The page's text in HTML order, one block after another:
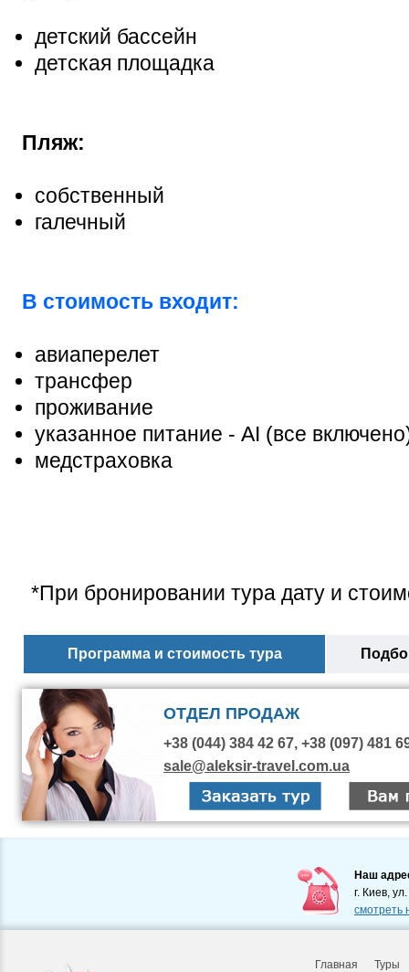
детский бассейн
детская площадка
Пляж:
собственный
галечный
В стоимость входит:
авиаперелет
трансфер
проживание
указанное питание - AI (все
медстраховка
*При бронировании тура дату и
Программа и стоимость тура
ОТДЕЛ ПРОДАЖ
+38 (044) 384 42 67, +38 (097) 481
sale@aleksir-travel.com.ua
Наш
г. Киев,
смотреть
Главная Туры